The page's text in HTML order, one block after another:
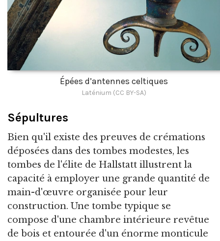
Épées d’antennes celtiques
Laténium (CC BY-SA)
Sépultures
Bien qu'il existe des preuves de crémations
déposées dans des tombes modestes, les
tombes de l'élite de Hallstatt illustrent la
capacité à employer une grande quantité de
main-d'œuvre organisée pour leur
construction. Une tombe typique se
compose d'une chambre intérieure revêtue
de bois et entourée d'un énorme monticule